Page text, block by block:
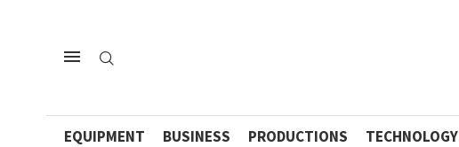
EQUIPMENT BUSINESS PRODUCTIONS TECHNOLOGY